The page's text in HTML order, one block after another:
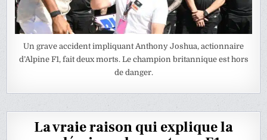
Un grave accident impliquant Anthony Joshua, actionnaire
d’Alpine F1, fait deux morts. Le champion britannique est hors
de danger.
La vraie raison qui explique la